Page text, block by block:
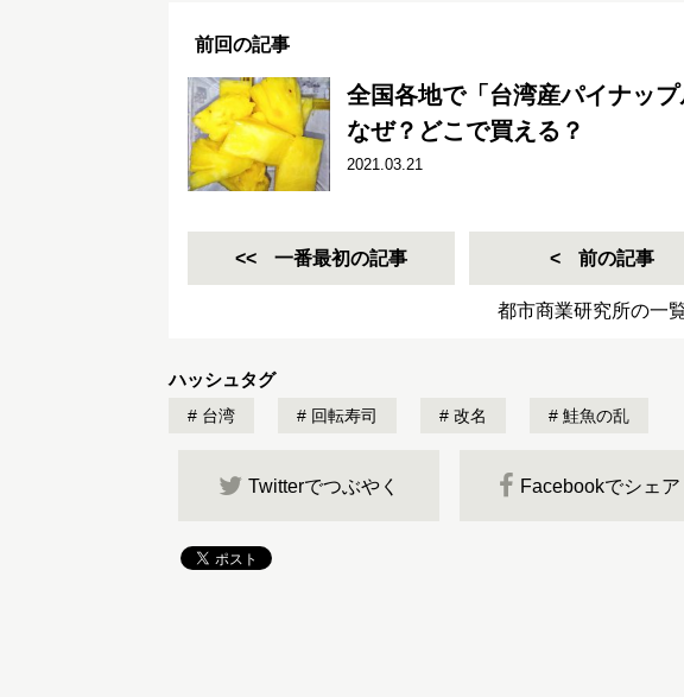
前回の記事
全国各地で「台湾産パイナッ
なぜ？どこで買える？
2021.03.21
一番最初の記事 前の記事
都市商業研究所の一
ハッシュタグ
台湾 回転寿司 改名 鮭魚の乱
Twitterでつぶやく Facebookでシェア